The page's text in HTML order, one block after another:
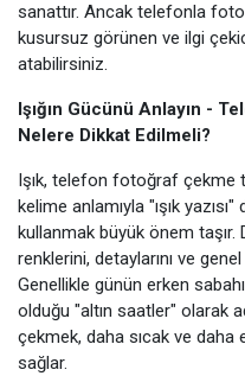
sanattır. Ancak telefonla
kusursuz görünen ve ilgi
atabilirsiniz.
Işığın Gücünü Anlayın -
Nelere Dikkat Edilmeli?
Işık, telefon fotoğraf çekme
kelime anlamıyla "ışık
kullanmak büyük önem taşır.
renklerini, detaylarını ve
Genellikle günün erken
olduğu "altın saatler" olarak
çekmek, daha sıcak ve
sağlar.